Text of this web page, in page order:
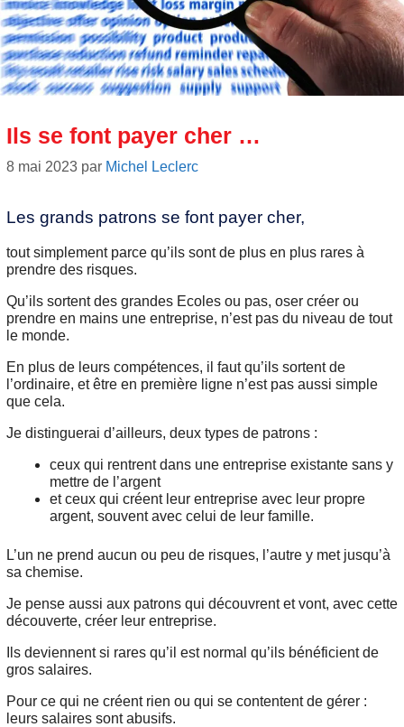
Ils se font payer cher …
8 mai 2023 par Michel Leclerc
Les grands patrons se font payer cher,
tout simplement parce qu’ils sont de plus en plus rares à
prendre des risques.
Qu’ils sortent des grandes Ecoles ou pas, oser créer ou
prendre en mains une entreprise, n’est pas du niveau de tout
le monde.
En plus de leurs compétences, il faut qu’ils sortent de
l’ordinaire, et être en première ligne n’est pas aussi simple
que cela.
Je distinguerai d’ailleurs, deux types de patrons :
ceux qui rentrent dans une entreprise existante sans y
mettre de l’argent
et ceux qui créent leur entreprise avec leur propre
argent, souvent avec celui de leur famille.
L’un ne prend aucun ou peu de risques, l’autre y met jusqu’à
sa chemise.
Je pense aussi aux patrons qui découvrent et vont, avec cette
découverte, créer leur entreprise.
Ils deviennent si rares qu’il est normal qu’ils bénéficient de
gros salaires.
Pour ce qui ne créent rien ou qui se contentent de gérer :
leurs salaires sont abusifs.